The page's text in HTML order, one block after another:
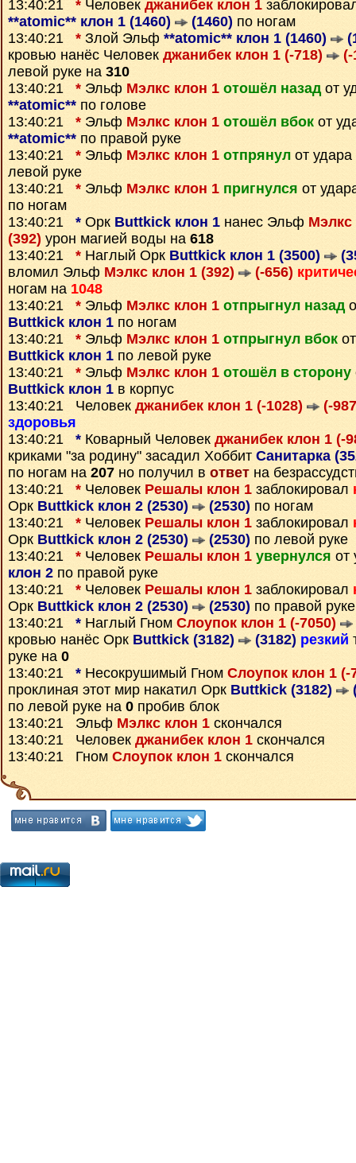
13:40:21 * Человек джанибек клон 1
**atomic** клон 1 (1460)
(1460) по ногам
13:40:21 * Злой Эльф **atomic** клон 1 (1460)
кровью нанёс Человек джанибек клон 1 (-718)
(-
левой руке на 310
13:40:21 * Эльф Мэлкс клон 1 отошёл назадот
**atomic** по голове
13:40:21 * Эльф Мэлкс клон 1 отошёл вбок от
**atomic** по правой руке
13:40:21 * Эльф Мэлкс клон 1 отпрянул от
левой руке
13:40:21 * Эльф Мэлкс клон 1 пригнулся от
по ногам
13:40:21 * Орк Buttkick клон 1 нанес Эльф Мэлкс
(392) урон магией воды на 618
13:40:21 * Наглый Орк Buttkick клон 1 (3500)
вломил Эльф Мэлкс клон 1 (392) (-656)
ногам на 1048
13:40:21 * Эльф Мэлкс клон 1 отпрыгнул назад
Buttkick клон 1 по ногам
13:40:21 * Эльф Мэлкс клон 1 отпрыгнул вбок
Buttkick клон 1 по левой руке
13:40:21 * Эльф Мэлкс клон 1 отошёл в сторону
Buttkick клон 1 в корпус
13:40:21 Человек джанибек клон 1 (-1028)
(-
здоровья
13:40:21 * Коварный Человек джанибек клон 1 (-
криками "за родину" засадил Хоббит Санитарка
по ногам на 207 но получил в ответ на
13:40:21 * Человек Решалы клон 1 заблокировал
Орк Buttkick клон 2 (2530) (2530) по ногам
13:40:21 * Человек Решалы клон 1 заблокировал
Орк Buttkick клон 2 (2530) (2530) по левой руке
13:40:21 * Человек Решалы клон 1 увернулся от
клон 2 по правой руке
13:40:21 * Человек Решалы клон 1 заблокировал
Орк Buttkick клон 2 (2530) (2530) по правой руке
13:40:21 * Наглый Гном Слоупок клон 1 (-7050)
кровью нанёс Орк Buttkick (3182) (3182) резкий
руке на 0
13:40:21 * Несокрушимый Гном Слоупок клон 1 (-
проклиная этот мир накатил Орк Buttkick (3182)
по левой руке на 0 пробив блок
13:40:21 Эльф Мэлкс клон 1 скончался
13:40:21 Человек джанибек клон 1 скончался
13:40:21 Гном Слоупок клон 1 скончался